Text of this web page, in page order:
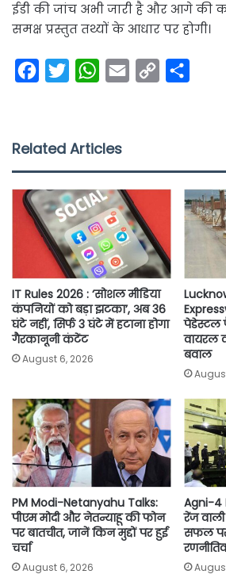
ईडी की जांच अभी जारी है और आगे की
समक्ष प्रस्तुत तथ्यों के आधार पर होगी।
e
o
o
k
t
e
r
W
t
A
p
p
i
Related Articles
IT Rules 2026 : ‘सोशल मीडिया
कंपनियों को बड़ा झटका’, अब 36
घंटे नहीं, सिर्फ 3 घंटे में हटाना होगा
गैरकानूनी कंटेंट
August 6, 2026
पेडेस्टल
वायरल
बवाल
PM Modi-Netanyahu Talks:
पीएम मोदी और नेतन्याहू की फोन
पर बातचीत, जानें किन मुद्दों पर हुई
चर्चा
August 6, 2026
Agni-4
रेंज
सफल